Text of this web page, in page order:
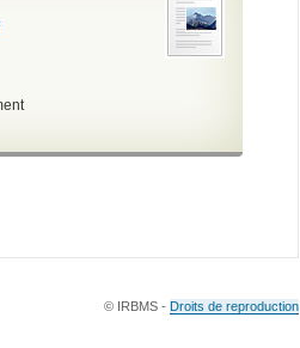
© IRBMS - Droits de reproduction